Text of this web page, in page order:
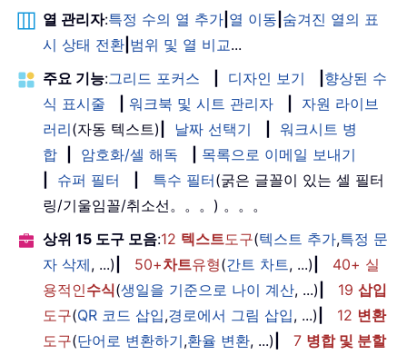
열 관리자:특정 수의 열 추가 열 이동 숨겨진 열의 표
시 상태 전환 범위 및 열 비교...
주요 기능:그리드 포커스 디자인 보기
향상된 수
식 표시줄
워크북 및 시트 관리자
자원 라이브
러리(자동 텍스트) 날짜 선택기
워크시트 병
합
암호화/셀 해독
목록으로 이메일 보내기
슈퍼 필터 특수 필터(굵은 글꼴이 있는 셀 필터
링/기울임꼴/취소선。。。) 。。。
상위 15 도구 모음:12 텍스트도구(텍스트 추가,특정 문
자 삭제, ...) 50+차트유형(간트 차트, ...)
40+ 실
용적인수식(생일을 기준으로 나이 계산, ...) 19 삽입
도구(QR 코드 삽입,경로에서 그림 삽입, ...) 12 변환
도구(단어로 변환하기,환율 변환, ...) 7 병합 및 분할